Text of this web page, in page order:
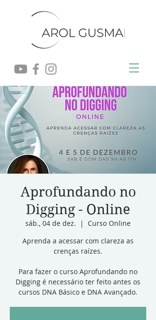
Aprofundando no
Digging - Online
sáb., 04 de dez.
  |
Curso Online
Aprenda a acessar com clareza as
crenças raízes.
Para fazer o curso Aprofundando no
Digging é necessário ter feito antes os
cursos DNA Básico e DNA Avançado.